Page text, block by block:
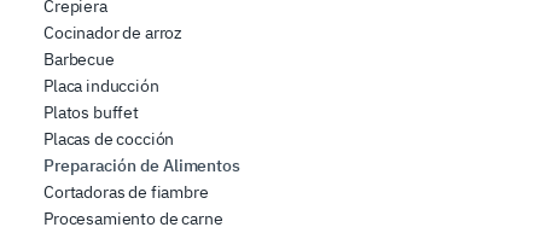
Crepiera
Cocinador de arroz
Barbecue
Placa inducción
Platos buffet
Placas de cocción
Preparación de Alimentos
Cortadoras de fiambre
Procesamiento de carne